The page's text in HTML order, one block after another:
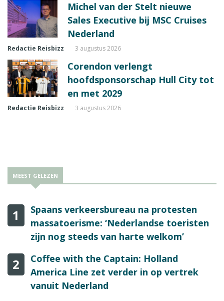
Michel van der Stelt nieuwe
Sales Executive bij MSC Cruises
Nederland
Redactie Reisbizz 3 augustus 2026
Corendon verlengt
hoofdsponsorschap Hull City tot
en met 2029
Redactie Reisbizz 3 augustus 2026
MEEST GELEZEN
1
Spaans verkeersbureau na protesten
massatoerisme: ‘Nederlandse toeristen
zijn nog steeds van harte welkom’
2
Coffee with the Captain: Holland
America Line zet verder in op vertrek
vanuit Nederland